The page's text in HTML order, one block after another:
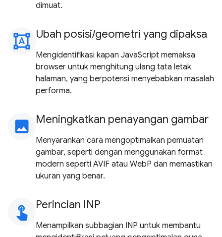
dimuat.
format_shapes Ubah posisi/geometri yang dipaksa
Mengidentifikasi kapan JavaScript memaksa
browser untuk menghitung ulang tata letak
halaman, yang berpotensi menyebabkan masalah
performa.
image Meningkatkan penayangan gambar
Menyarankan cara mengoptimalkan pemuatan
gambar, seperti dengan menggunakan format
modern seperti AVIF atau WebP dan memastikan
ukuran yang benar.
touch_app Perincian INP
Menampilkan subbagian INP untuk membantu